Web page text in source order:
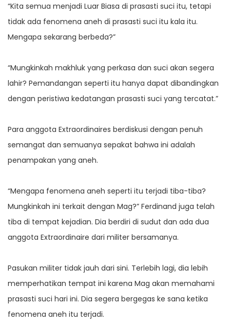
“Kita semua menjadi Luar Biasa di prasasti suci itu, tetapi
tidak ada fenomena aneh di prasasti suci itu kala itu.
Mengapa sekarang berbeda?”
“Mungkinkah makhluk yang perkasa dan suci akan segera
lahir? Pemandangan seperti itu hanya dapat dibandingkan
dengan peristiwa kedatangan prasasti suci yang tercatat.”
Para anggota Extraordinaires berdiskusi dengan penuh
semangat dan semuanya sepakat bahwa ini adalah
penampakan yang aneh.
“Mengapa fenomena aneh seperti itu terjadi tiba-tiba?
Mungkinkah ini terkait dengan Mag?” Ferdinand juga telah
tiba di tempat kejadian. Dia berdiri di sudut dan ada dua
anggota Extraordinaire dari militer bersamanya.
Pasukan militer tidak jauh dari sini. Terlebih lagi, dia lebih
memperhatikan tempat ini karena Mag akan memahami
prasasti suci hari ini. Dia segera bergegas ke sana ketika
fenomena aneh itu terjadi.